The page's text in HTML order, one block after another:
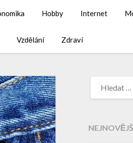
Hobby Internet
Vzdělání Zdraví